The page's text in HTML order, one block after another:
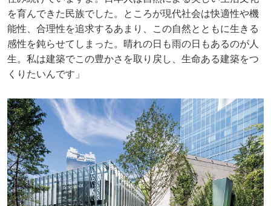
を育んできた民族でした。ところが現代社会は快適性や機
能性、合理性を追求するあまり、この自然とともに生きる
感性を鈍らせてしまった。晴れの日も雨の日もあるのが人
生。私は建築でこの豊かさを取り戻し、生命ある建築をつ
くりたいんです」